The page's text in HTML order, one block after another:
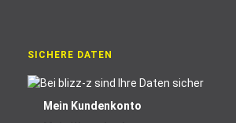
SICHERE DATEN
Mein Kundenkonto